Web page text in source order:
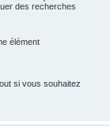
des recherches
élément
si vous souhaitez